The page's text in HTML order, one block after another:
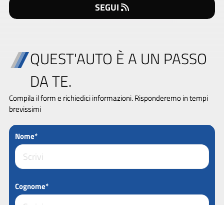
SEGUI
QUEST'AUTO È A UN PASSO
DA TE.
Compila il form e richiedici informazioni. Risponderemo in tempi
brevissimi
Nome*
Cognome*